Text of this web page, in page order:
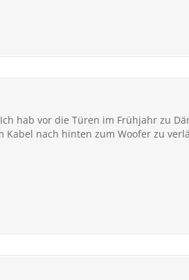
hab vor die Türen im Frühjahr zu
nach hinten zum Woofer zu